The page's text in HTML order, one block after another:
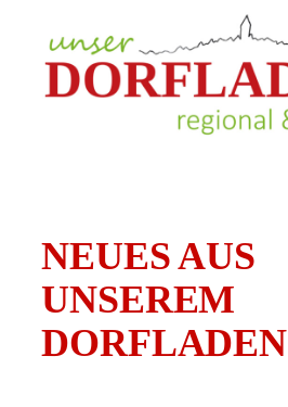
Inhalt
springen
NEUES AUS
UNSEREM
DORFLADEN